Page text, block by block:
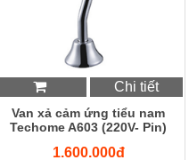
Chi tiết
Van xả cảm ứng tiểu nam
Techome A603 (220V- Pin)
1.600.000đ